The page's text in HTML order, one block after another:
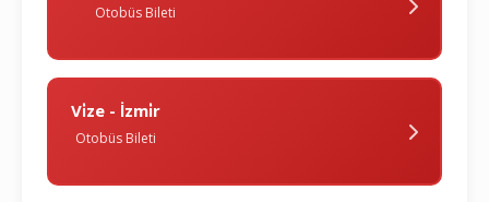
Otobüs Bileti
Vi̇ze - İzmi̇r
Otobüs Bileti